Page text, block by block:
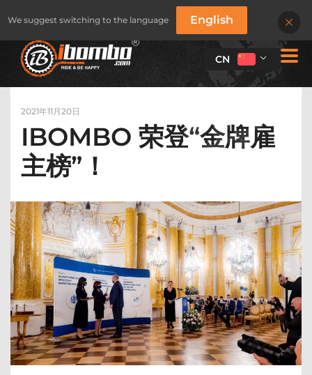
We suggest switching to the language English
CN
2021年11月20日
IBOMBO 荣登“金牌雇
主榜”！